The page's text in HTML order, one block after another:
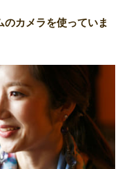
のカメラを使っていま